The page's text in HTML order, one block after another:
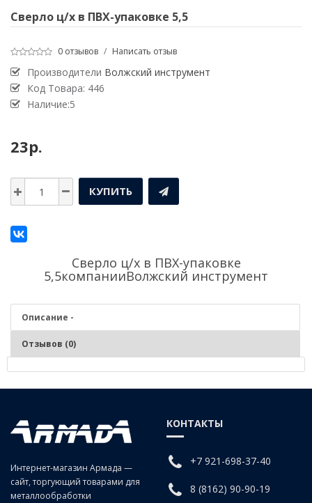
Сверло ц/х в ПВХ-упаковке 5,5
0 отзывов / Написать отзыв
Производители Волжский инструмент
Код Товара: 446
Наличие:5
23р.
КУПИТЬ
Сверло ц/х в ПВХ-упаковке
5,5компанииВолжский инструмент
Описание -
Отзывов (0)
СТАЛЬ Р6М5
Интернет-магазин Армада —
сайт, торгующий товарами для
металлообработки
КОНТАКТЫ
+7 921-698-37-40
8 (8162) 90-90-19